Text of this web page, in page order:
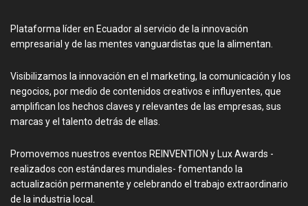
Plataforma líder en Ecuador al servicio de la innovación
empresarial y de las mentes vanguardistas que la alimentan.
Visibilizamos la innovación en el marketing, la comunicación y los
negocios, por medio de contenidos creativos e influyentes, que
amplifican los hechos claves y relevantes de las empresas, sus
marcas y el talento detrás de ellas.
Promovemos nuestros eventos REINVENTION y Lux Awards -
realizados con estándares mundiales- fomentando la
actualización permanente y celebrando el trabajo extraordinario
de la industria local.